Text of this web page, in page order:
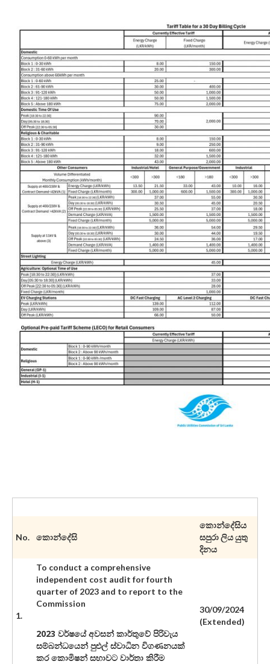
No. කොන්දේසි
කොන්දේසිය
සපුරාලියයුතු
දිනය
1.
To conduct a comprehensive
independent cost audit for fourth
quarter of 2023 and to report to the
Commission
2023 වර්ෂයේ අවසන් කාර්තුවේ පිරිවැය
සම්බන්ධයෙන් පුළුල් ස්වාධින විගණනයක්
කර කොමිෂන් සභාවට වාර්තා කිරීම
30/09/2024
(Extended)